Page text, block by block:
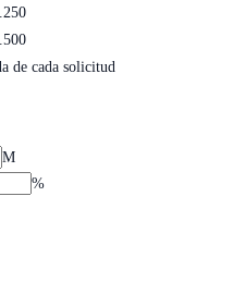
de cada solicitud
M
%